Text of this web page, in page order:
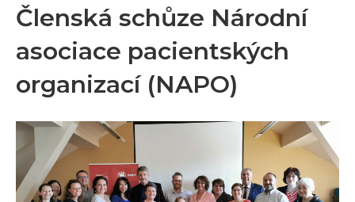
Členská schůze Národní
asociace pacientských
organizací (NAPO)